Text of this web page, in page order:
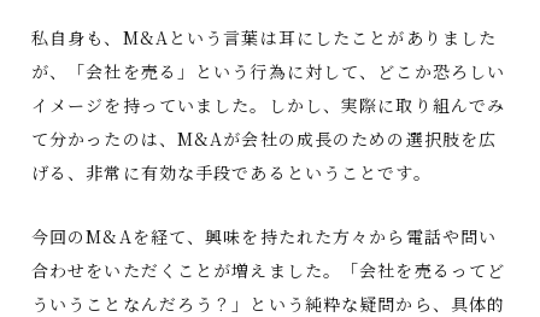
私自身も、M&Aという言葉は耳にしたことがありました
が、「会社を売る」という行為に対して、どこか恐ろしい
イメージを持っていました。しかし、実際に取り組んでみ
て分かったのは、M&Aが会社の成長のための選択肢を広
げる、非常に有効な手段であるということです。
今回のM&Aを経て、興味を持たれた方々から電話や問い
合わせをいただくことが増えました。「会社を売るってど
ういうことなんだろう？」という純粋な疑問から、具体的